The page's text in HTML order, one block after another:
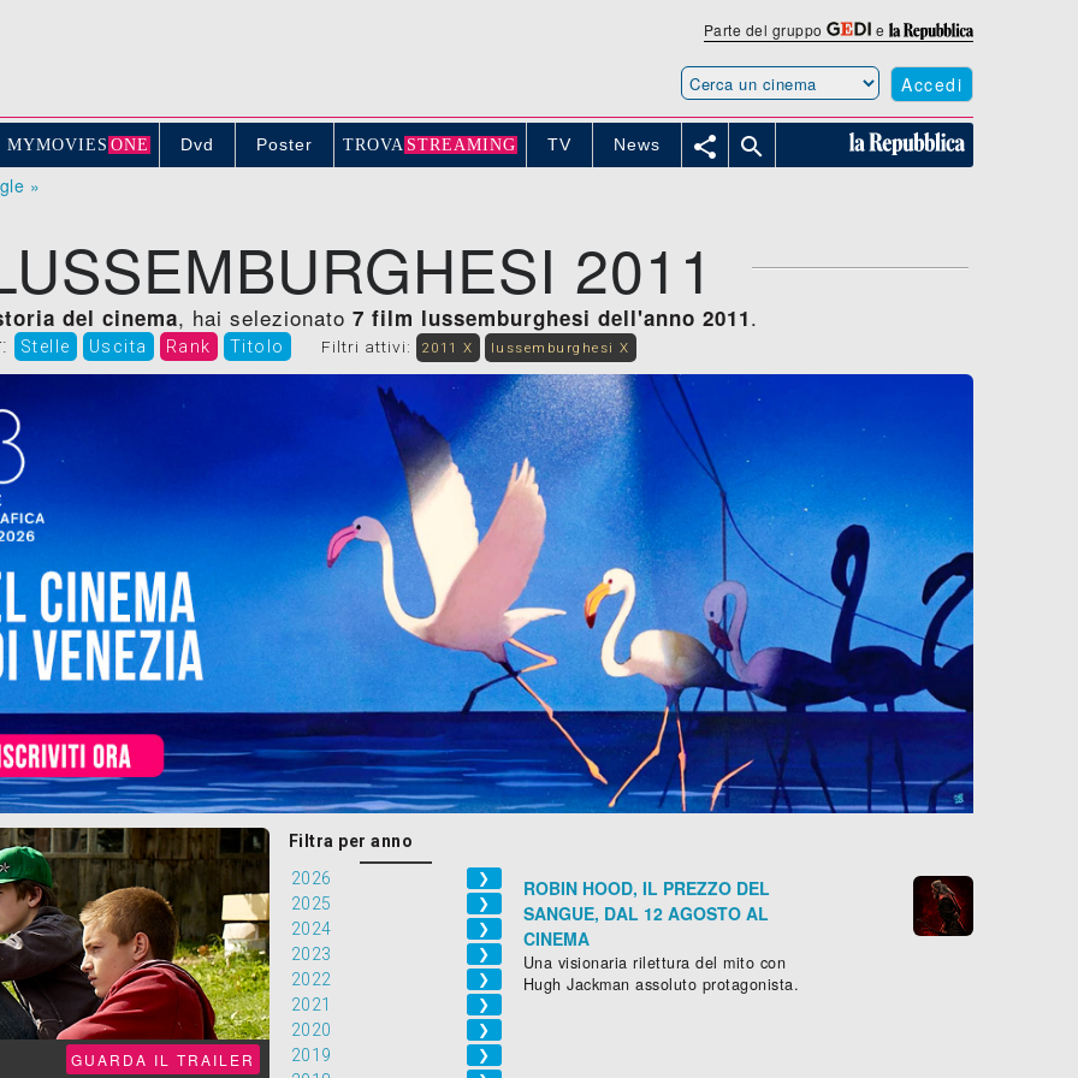
Parte del gruppo e
Accedi
MYMOVIE S ONE Dvd Poster TROVA STREAMING TV News  
»
2011
del cinema, hai selezionato 7 film lussemburghesi dell'anno 2011.
Stelle Uscita Rank Titolo Filtri attivi: 2011 X lussemburghesi X
GUARDA IL TRAILER
Filtra per anno
2026
❯
2025 ❯
2024 ❯
2023 ❯
2022 ❯
2021 ❯
2020 ❯
2019 ❯
ROBIN HOOD, IL PREZZO DEL
SANGUE, DAL 12 AGOSTO AL
CINEMA
Una visionaria rilettura del mito con
Hugh Jackman assoluto protagonista.